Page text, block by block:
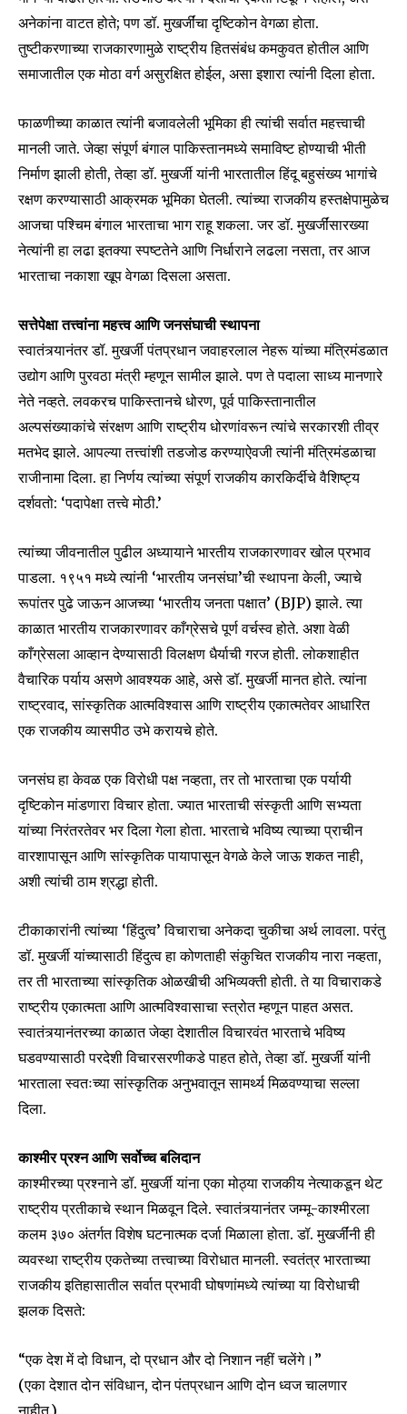
Join our community of
SUBSCRIBERS and be part of the
conversation.
To subscribe, simply enter your email address on our website
or click the subscribe button below. Don't worry, we respect
safe with us.
SUBSCRIBE
अनेकांना वाटत होते; पण डॉ. मुखर्जींचा दृष्टिकोन वेगळा होता.
तुष्टीकरणाच्या राजकारणामुळे राष्ट्रीय हितसंबंध कमकुवत होतील आणि
समाजातील एक मोठा वर्ग असुरक्षित होईल, असा इशारा त्यांनी दिला होता.
फाळणीच्या काळात त्यांनी बजावलेली भूमिका ही त्यांची सर्वात महत्त्वाची
मानली जाते. जेव्हा संपूर्ण बंगाल पाकिस्तानमध्ये समाविष्ट होण्याची भीती
निर्माण झाली होती, तेव्हा डॉ. मुखर्जी यांनी भारतातील हिंदू बहुसंख्य भागांचे
रक्षण करण्यासाठी आक्रमक भूमिका घेतली. त्यांच्या राजकीय हस्तक्षेपामुळेच
आजचा पश्चिम बंगाल भारताचा भाग राहू शकला. जर डॉ. मुखर्जींसारख्या
नेत्यांनी हा लढा इतक्या स्पष्टतेने आणि निर्धाराने लढला नसता, तर आज
भारताचा नकाशा खूप वेगळा दिसला असता.
सत्तेपेक्षा तत्त्वांना महत्त्व आणि जनसंघाची स्थापना
स्वातंत्र्यानंतर डॉ. मुखर्जी पंतप्रधान जवाहरलाल नेहरू यांच्या मंत्रिमंडळात
उद्योग आणि पुरवठा मंत्री म्हणून सामील झाले. पण ते पदाला साध्य मानणारे
नेते नव्हते. लवकरच पाकिस्तानचे धोरण, पूर्व पाकिस्तानातील
अल्पसंख्याकांचे संरक्षण आणि राष्ट्रीय धोरणांवरून त्यांचे सरकारशी तीव्र
मतभेद झाले. आपल्या तत्त्वांशी तडजोड करण्याऐवजी त्यांनी मंत्रिमंडळाचा
राजीनामा दिला. हा निर्णय त्यांच्या संपूर्ण राजकीय कारकिर्दीचे वैशिष्ट्य
दर्शवतो: ‘पदापेक्षा तत्त्वे मोठी.’
त्यांच्या जीवनातील पुढील अध्यायाने भारतीय राजकारणावर खोल प्रभाव
पाडला. १९५१ मध्ये त्यांनी ‘भारतीय जनसंघा’ची स्थापना केली, ज्याचे
रूपांतर पुढे जाऊन आजच्या ‘भारतीय जनता पक्षात’ (BJP) झाले. त्या
काळात भारतीय राजकारणावर काँग्रेसचे पूर्ण वर्चस्व होते. अशा वेळी
काँग्रेसला आव्हान देण्यासाठी विलक्षण धैर्याची गरज होती. लोकशाहीत
वैचारिक पर्याय असणे आवश्यक आहे, असे डॉ. मुखर्जी मानत होते. त्यांना
राष्ट्रवाद, सांस्कृतिक आत्मविश्वास आणि राष्ट्रीय एकात्मतेवर आधारित
एक राजकीय व्यासपीठ उभे करायचे होते.
जनसंघ हा केवळ एक विरोधी पक्ष नव्हता, तर तो भारताचा एक पर्यायी
दृष्टिकोन मांडणारा विचार होता. ज्यात भारताची संस्कृती आणि सभ्यता
यांच्या निरंतरतेवर भर दिला गेला होता. भारताचे भविष्य त्याच्या प्राचीन
वारशापासून आणि सांस्कृतिक पायापासून वेगळे केले जाऊ शकत नाही,
अशी त्यांची ठाम श्रद्धा होती.
टीकाकारांनी त्यांच्या ‘हिंदुत्व’ विचाराचा अनेकदा चुकीचा अर्थ लावला. परंतु
डॉ. मुखर्जी यांच्यासाठी हिंदुत्व हा कोणताही संकुचित राजकीय नारा नव्हता,
तर ती भारताच्या सांस्कृतिक ओळखीची अभिव्यक्ती होती. ते या विचाराकडे
राष्ट्रीय एकात्मता आणि आत्मविश्वासाचा स्त्रोत म्हणून पाहत असत.
स्वातंत्र्यानंतरच्या काळात जेव्हा देशातील विचारवंत भारताचे भविष्य
घडवण्यासाठी परदेशी विचारसरणीकडे पाहत होते, तेव्हा डॉ. मुखर्जी यांनी
भारताला स्वतःच्या सांस्कृतिक अनुभवातून सामर्थ्य मिळवण्याचा सल्ला
दिला.
काश्मीर प्रश्न आणि सर्वोच्च बलिदान
काश्मीरच्या प्रश्नाने डॉ. मुखर्जी यांना एका मोठ्या राजकीय नेत्याकडून थेट
राष्ट्रीय प्रतीकाचे स्थान मिळवून दिले. स्वातंत्र्यानंतर जम्मू-काश्मीरला
कलम ३७० अंतर्गत विशेष घटनात्मक दर्जा मिळाला होता. डॉ. मुखर्जींनी ही
व्यवस्था राष्ट्रीय एकतेच्या तत्त्वाच्या विरोधात मानली. स्वतंत्र भारताच्या
राजकीय इतिहासातील सर्वात प्रभावी घोषणांमध्ये त्यांच्या या विरोधाची
झलक दिसते:
“एक देश में दो विधान, दो प्रधान और दो निशान नहीं चलेंगे।”
(एका देशात दोन संविधान, दोन पंतप्रधान आणि दोन ध्वज चालणार